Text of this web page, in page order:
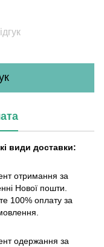
види доставки:
отримання за
Нової пошти.
100% оплату за
одержання за